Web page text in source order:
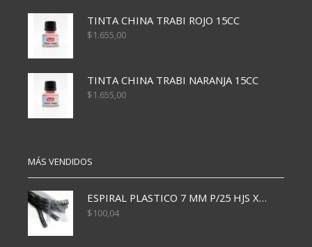
TINTA CHINA TRABI ROJO 15CC
$1.655,00
TINTA CHINA TRABI NARANJA 15CC
$1.655,00
MÁS VENDIDOS
ESPIRAL PLASTICO 7 MM P/25 HJS X50x3000
$100,04